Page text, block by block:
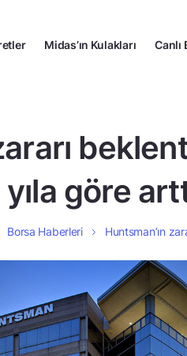
Midas’ın Kulakları Canlı
yıla göre
Borsa Haberleri Huntsman’ın